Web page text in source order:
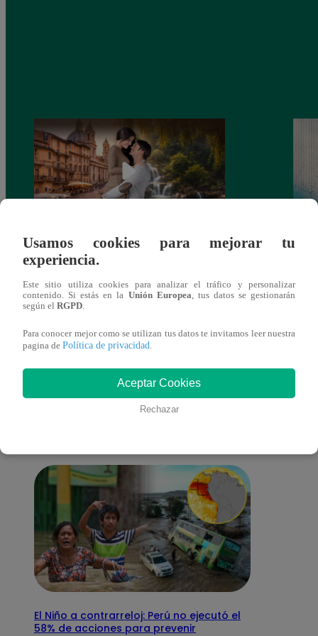
Latina estrenará el 28 de abril “Mi vida
eres tú”: una historia de cartas y amor que
lo cambiará todo
También te puede
interesar
El Niño a contrarreloj: Perú no ejecutó el
58% de acciones para prevenir
Usamos cookies para mejorar tu
experiencia.
Este sitio utiliza cookies para analizar el tráfico y personalizar
contenido. Si estás en la Unión Europea , tus datos se gestionarán
según el RGPD
Para conocer mejor como se utilizan tus datos te invitamos leer nuestra
pagina de Política de privacidad
Aceptar Cookies
Rechazar